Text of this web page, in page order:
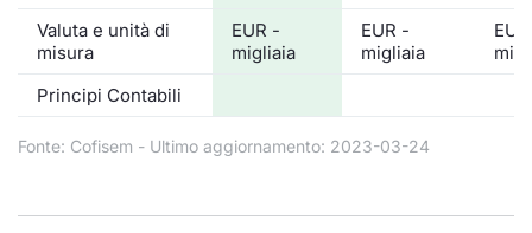
Valuta e unità di
misura
EUR -
migliaia
EUR -
migliaia
Principi Contabili
Fonte: Cofisem - Ultimo aggiornamento: 2023-03-24